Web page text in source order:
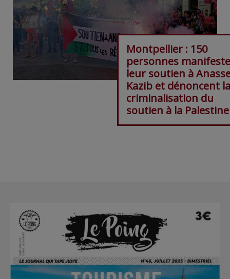
Montpellier : 150
personnes
leur soutien à
Kazib et dénoncent la
criminalisation du
soutien à la Palestine